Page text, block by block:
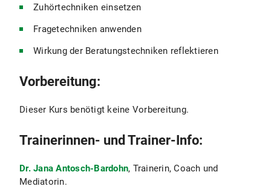
Zuhörtechniken einsetzen
Fragetechniken anwenden
Wirkung der Beratungstechniken reflektieren
Vorbereitung:
Dieser Kurs benötigt keine Vorbereitung.
Trainerinnen- und Trainer-Info:
Dr. Jana Antosch-Bardohn, Trainerin, Coach und
Mediatorin.